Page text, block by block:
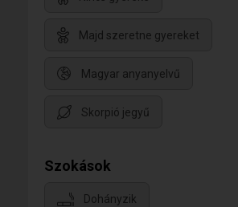
Majd szeretne gyereket
Magyar anyanyelvű
Skorpió jegyű
Szokások
Dohányzik